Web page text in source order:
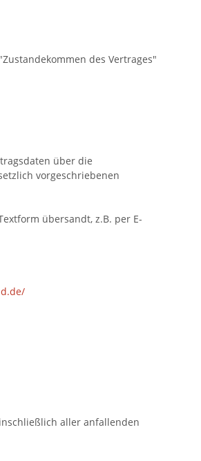
des Vertrages"
über die
vorgeschriebenen
übersandt, z.B. per E-
aller anfallenden